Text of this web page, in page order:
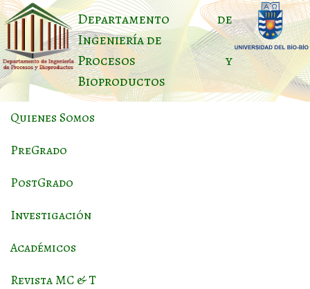
Departamento de
Ingeniería de
Procesos y
Bioproductos
Quienes Somos
PreGrado
PostGrado
Investigación
Académicos
Revista MC & T